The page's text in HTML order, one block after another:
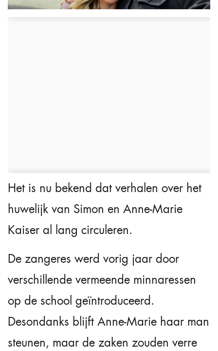
Het is nu bekend dat verhalen over het
huwelijk van Simon en Anne-Marie
Kaiser al lang circuleren.
De zangeres werd vorig jaar door
verschillende vermeende minnaressen
op de school geïntroduceerd.
Desondanks blijft Anne-Marie haar man
steunen, maar de zaken zouden verre